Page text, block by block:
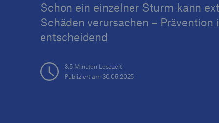
Schon ein einzelner Sturm kann
Schäden verursachen – Prävention
entscheidend
3,5 Minuten Lesezeit
Publiziert am 30.05.2025
insurance